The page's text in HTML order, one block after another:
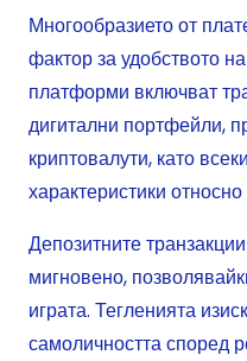
Многообразието от
фактор за удобството
платформи включват
дигитални портфейли,
криптовалути, като
характеристики
Депозитните
мигновено,
играта. Тегленията
самоличността според